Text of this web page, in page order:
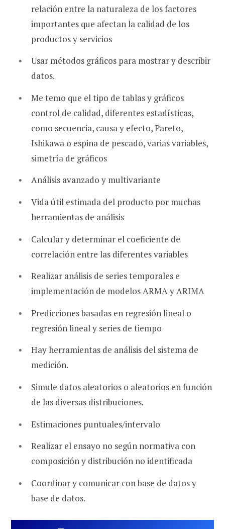
relación entre la naturaleza de los factores
importantes que afectan la calidad de los
productos y servicios
Usar métodos gráficos para mostrar y describir
datos.
Me temo que el tipo de tablas y gráficos
control de calidad, diferentes estadísticas,
como secuencia, causa y efecto, Pareto,
Ishikawa o espina de pescado, varias variables,
simetría de gráficos
Análisis avanzado y multivariante
Vida útil estimada del producto por muchas
herramientas de análisis
Calcular y determinar el coeficiente de
correlación entre las diferentes variables
Realizar análisis de series temporales e
implementación de modelos ARMA y ARIMA
Predicciones basadas en regresión lineal o
regresión lineal y series de tiempo
Hay herramientas de análisis del sistema de
medición.
Simule datos aleatorios o aleatorios en función
de las diversas distribuciones.
Estimaciones puntuales/intervalo
Realizar el ensayo no según normativa con
composición y distribución no identificada
Coordinar y comunicar con base de datos y
base de datos.